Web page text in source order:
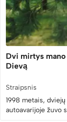
Dvi mirtys
Dievą
Straipsnis
1998 metais,
autoavarijoje žuvo